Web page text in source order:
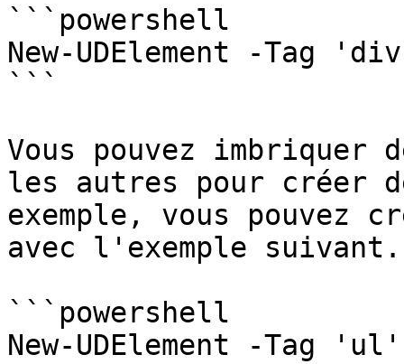
```powershell
New-UDElement -Tag
```
Vous pouvez imbriquer
les autres pour créer
exemple, vous pouvez
avec l'exemple suivant.
```powershell
New-UDElement -Tag